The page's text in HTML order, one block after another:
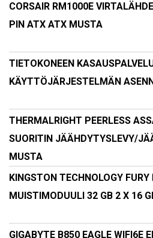
CORSAIR RM1000E
PIN ATX ATX MUSTA
TIETOKONEEN
KÄYTTÖJÄRJESTELMÄN
THERMALRIGHT PEERLESS
SUORITIN JÄÄHDYTYSLEVY/
MUSTA
KINGSTON TECHNOLOGY FURY
MUISTIMODUULI 32 GB 2 X 16
GIGABYTE B850 EAGLE WIFI6E